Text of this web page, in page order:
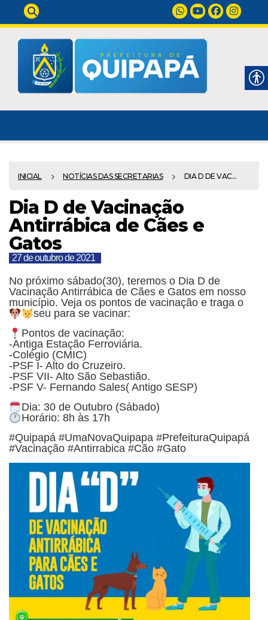
INICIAL NOTÍCIAS DAS SECRETARIAS DIA D DE VAC...
Dia D de Vacinação
Antirrábica de Cães e
Gatos
27 de outubro de 2021
No próximo sábado(30), teremos o Dia D de
Vacinação Antirrábica de Cães e Gatos em nosso
município. Veja os pontos de vacinação e traga o
seu para se vacinar:
Pontos de vacinação:
-Antiga Estação Ferroviária.
-Colégio (CMIC)
-PSF I- Alto do Cruzeiro.
-PSF VII- Alto São Sebastião.
-PSF V- Fernando Sales( Antigo SESP)
Dia: 30 de Outubro (Sábado)
Horário: 8h às 17h
#Quipapá #UmaNovaQuipapa #PrefeituraQuipapá
#Vacinação #Antirrabica #Cão #Gato